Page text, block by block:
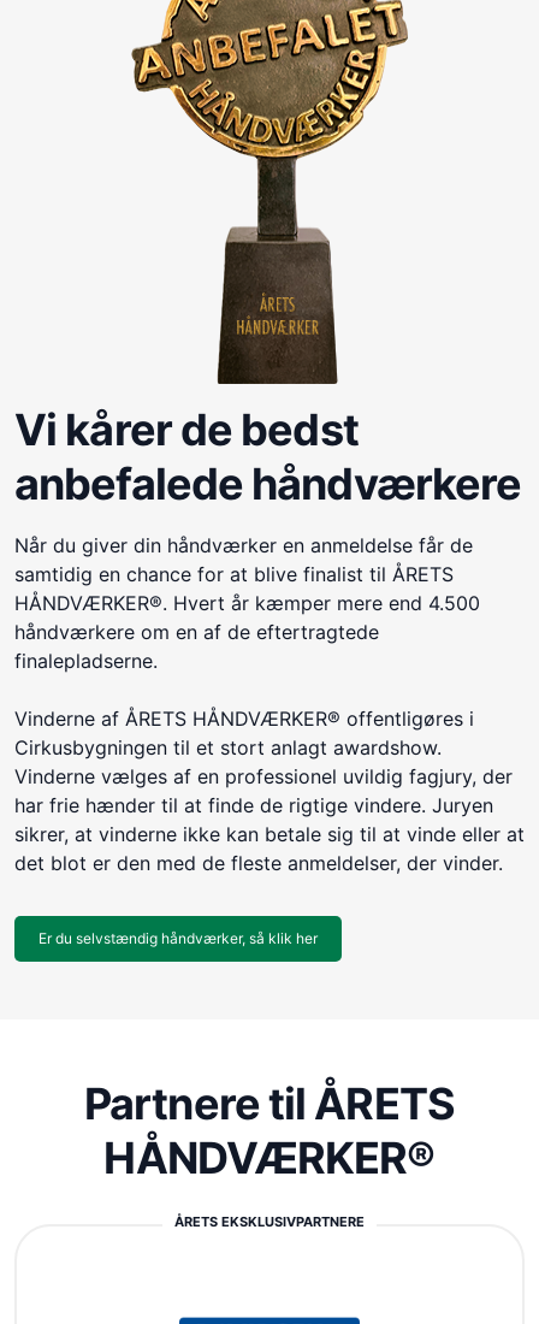
Vi kårer de bedst
anbefalede håndværkere
Når du giver din håndværker en anmeldelse får de
samtidig en chance for at blive finalist til ÅRETS
HÅNDVÆRKER®. Hvert år kæmper mere end 4.500
håndværkere om en af de eftertragtede
finalepladserne.
Vinderne af ÅRETS HÅNDVÆRKER® offentligøres i
Cirkusbygningen til et stort anlagt awardshow.
Vinderne vælges af en professionel uvildig fagjury, der
har frie hænder til at finde de rigtige vindere. Juryen
sikrer, at vinderne ikke kan betale sig til at vinde eller at
det blot er den med de fleste anmeldelser, der vinder.
Er du selvstændig håndværker, så klik her
Partnere til ÅRETS
HÅNDVÆRKER®
ÅRETS EKSKLUSIVPARTNERE